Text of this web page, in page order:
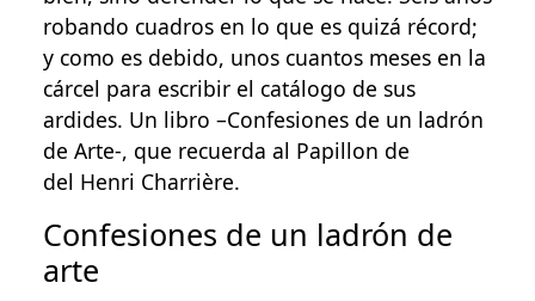
robando cuadros en lo que es quizá récord;
y como es debido, unos cuantos meses en la
cárcel para escribir el catálogo de sus
ardides. Un libro –Confesiones de un ladrón
de Arte-, que recuerda al Papillon de
del Henri Charrière.
Confesiones de un ladrón de
arte